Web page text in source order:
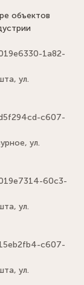
объектов
1a82-
ул.
c607-
ул.
60c3-
ул.
c607-
ул.